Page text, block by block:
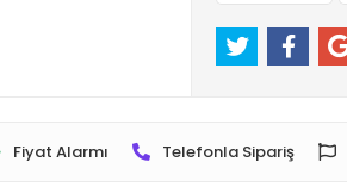
Fiyat Alarmı Telefonla Sipariş